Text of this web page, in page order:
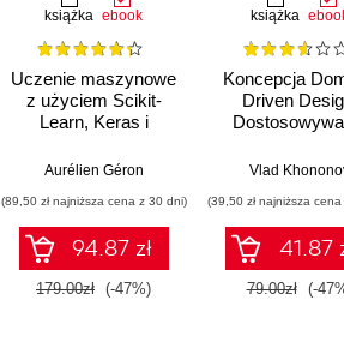
książka ebook
Uczenie maszynowe
z użyciem Scikit-
Learn, Keras i
III
Aurélien Géron
(89,50 zł najniższa cena z 30 dni)
94.87 zł
179.00zł (-47%)
książka
Koncepcja
Driven
do strategii
Vlad
(39,50 zł najniższa
41.87
79.00zł (-